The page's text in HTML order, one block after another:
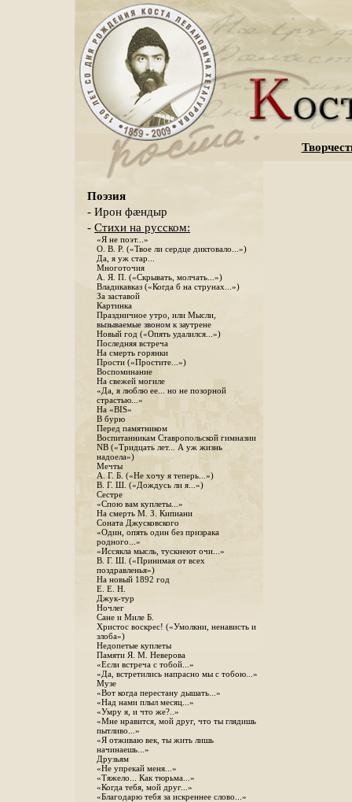
Поэзия
- Ирон фæндыр
- Стихи на русском:
«Я не поэт...»
О. В. Р. («Твое ли сердце диктовало...»)
Да, я уж стар...
Многоточия
А. Я. П. («Скрывать, молчать...»)
Владикавказ («Когда б на струнах...»)
За заставой
Картинка
Праздничное утро, или Мысли,
вызываемые звоном к заутрене
Новый год («Опять удалился...»)
Последняя встреча
На смерть горянки
Прости («Простите...»)
Воспоминание
На свежей могиле
«Да, я люблю ее... но не позорной
страстью...»
На «BIS»
В бурю
Перед памятником
Воспитанникам Ставропольской гимназии
NB («Тридцать лет... А уж жизнь
надоела»)
Мечты
А. Г. Б. («Не хочу я теперь...»)
В. Г. Ш. («Дождусь ли я...»)
Сестре
«Спою вам куплеты...»
На смерть М. З. Кипиани
Соната Джусковского
«Один, опять один без призрака
родного...»
«Иссякла мысль, тускнеют очи...»
В. Г. Ш. («Принимая от всех
поздравленья»)
На новый 1892 год
Е. Е. Н.
Джук-тур
Ночлег
Сане и Миле Б.
Христос воскрес! («Умолкни, ненависть и
злоба»)
Недопетые куплеты
Памяти Я. М. Неверова
«Если встреча с тобой...»
«Да, встретились напрасно мы с тобою...»
Музе
«Вот когда перестану дышать...»
«Над нами плыл месяц...»
«Умру я, и что же?..»
«Мне нравится, мой друг, что ты глядишь
пытливо...»
«Я отживаю век, ты жить лишь
начинаешь...»
Друзьям
«Не упрекай меня...»
«Тяжело... Как тюрьма...»
«Когда тебя, мой друг...»
«Благодарю тебя за искреннее слово...»